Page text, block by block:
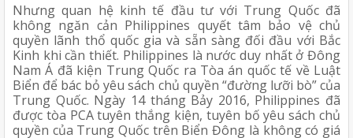
Nhưng quan hệ kinh tế đầu tư với Trung Quốc đã
không ngăn cản Philippines quyết tâm bảo vệ chủ
quyền lãnh thổ quốc gia và sẵn sàng đối đầu với Bắc
Kinh khi cần thiết. Philippines là nước duy nhất ở Đông
Nam Á đã kiện Trung Quốc ra Tòa án quốc tế về Luật
Biển để bác bỏ yêu sách chủ quyền “đường lưỡi bò” của
Trung Quốc. Ngày 14 tháng Bảy 2016, Philippines đã
được tòa PCA tuyên thắng kiện, tuyên bố yêu sách chủ
quyền của Trung Quốc trên Biển Đông là không có giá